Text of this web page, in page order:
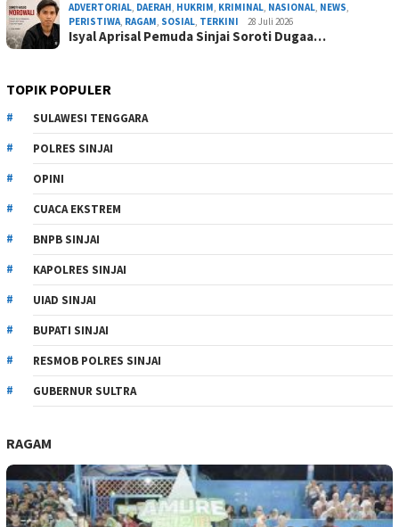
ADVERTORIAL, DAERAH, HUKRIM, KRIMINAL, NASIONAL, NEWS,
PERISTIWA, RAGAM, SOSIAL, TERKINI 28 Juli 2026
Isyal Aprisal Pemuda Sinjai Soroti Dugaa…
TOPIK POPULER
SULAWESI TENGGARA
POLRES SINJAI
OPINI
CUACA EKSTREM
BNPB SINJAI
KAPOLRES SINJAI
UIAD SINJAI
BUPATI SINJAI
RESMOB POLRES SINJAI
GUBERNUR SULTRA
RAGAM